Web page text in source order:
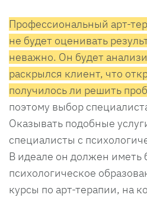
Профессиональный арт-
не будет оценивать
неважно. Он будет
раскрылся клиент, что
получилось ли решить
поэтому выбор
Оказывать подобные
специалисты с
В идеале он должен иметь
психологическое
курсы по арт-терапии, на